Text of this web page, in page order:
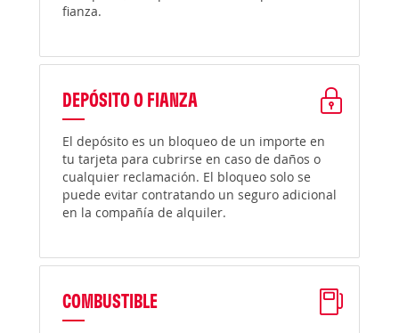
fianza.
DEPÓSITO O FIANZA
El depósito es un bloqueo de un importe en
tu tarjeta para cubrirse en caso de daños o
cualquier reclamación. El bloqueo solo se
puede evitar contratando un seguro adicional
en la compañía de alquiler.
COMBUSTIBLE